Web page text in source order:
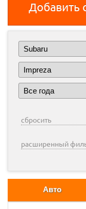
Добавить
сбросить
расширенный
Авто